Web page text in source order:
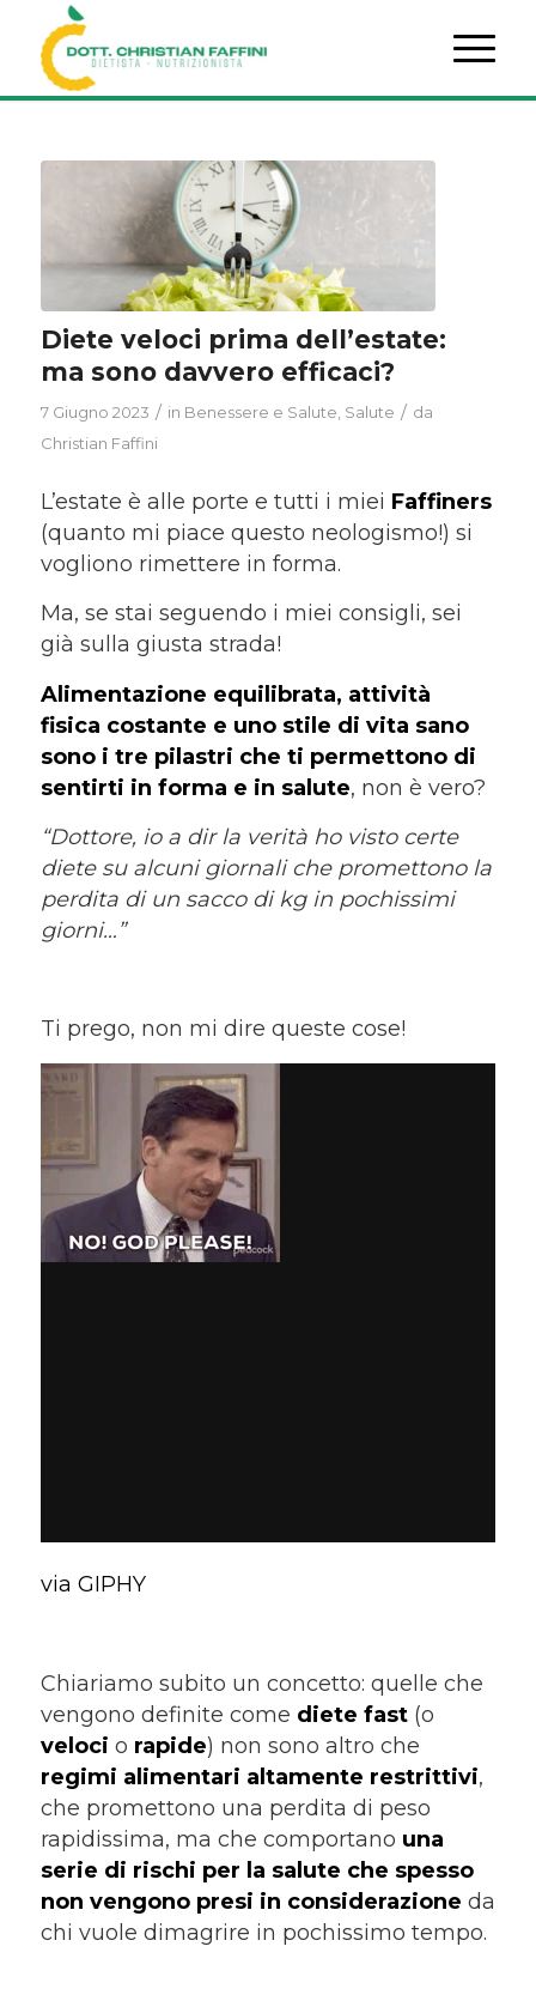
Diete veloci prima dell’estate:
ma sono davvero efficaci?
7 Giugno 2023 / in Benessere e Salute Salute / da
Christian Faffini
L’estate è alle porte e tutti i miei Faffiners
(quanto mi piace questo neologismo!) si
vogliono rimettere in forma.
Ma, se stai seguendo i miei consigli, sei
già sulla giusta strada!
Alimentazione equilibrata, attività
fisica costante e uno stile di vita sano
sono i tre pilastri che ti permettono di
sentirti in forma e in salute, non è vero?
“Dottore, io a dir la verità ho visto certe
diete su alcuni giornali che promettono la
perdita di un sacco di kg in pochissimi
giorni…”
Ti prego, non mi dire queste cose!
via GIPHY
Chiariamo subito un concetto: quelle che
vengono definite come diete fast (o
veloci o rapide) non sono altro che
regimi alimentari altamente restrittivi,
che promettono una perdita di peso
rapidissima, ma che comportano una
serie di rischi per la salute che spesso
non vengono presi in considerazione da
chi vuole dimagrire in pochissimo tempo.